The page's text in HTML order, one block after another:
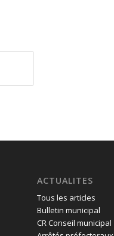
ACTUALITES
Tous les articles
Bulletin municipal
CR Conseil municipal